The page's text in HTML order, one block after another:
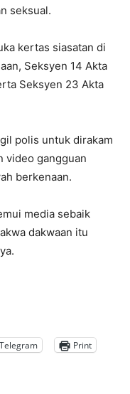
seksual.
kertas siasatan di
Seksyen 14 Akta
Seksyen 23 Akta
polis untuk dirakam
video gangguan
berkenaan.
media sebaik
dakwaan itu
Telegram Print